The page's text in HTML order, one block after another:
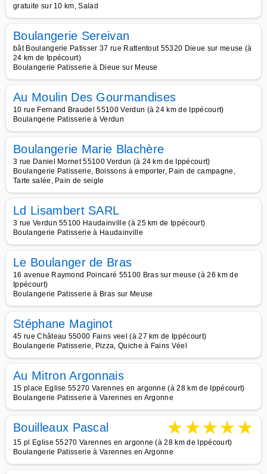
gratuite sur 10 km, Salad
Boulangerie Sereivan
bât Boulangerie Patisser 37 rue Rattentout 55320 Dieue sur meuse (à
24 km de Ippécourt)
Boulangerie Patisserie à Dieue sur Meuse
Au Moulin Des Gourmandises
10 rue Fernand Braudel 55100 Verdun (à 24 km de Ippécourt)
Boulangerie Patisserie à Verdun
Boulangerie Marie Blachère
3 rue Daniel Mornet 55100 Verdun (à 24 km de Ippécourt)
Boulangerie Patisserie, Boissons à emporter, Pain de campagne,
Tarte salée, Pain de seigle
Ld Lisambert SARL
3 rue Verdun 55100 Haudainville (à 25 km de Ippécourt)
Boulangerie Patisserie à Haudainville
Le Boulanger de Bras
16 avenue Raymond Poincaré 55100 Bras sur meuse (à 26 km de
Ippécourt)
Boulangerie Patisserie à Bras sur Meuse
Stéphane Maginot
45 rue Château 55000 Fains veel (à 27 km de Ippécourt)
Boulangerie Patisserie, Pizza, Quiche à Fains Véel
Au Mitron Argonnais
15 place Eglise 55270 Varennes en argonne (à 28 km de Ippécourt)
Boulangerie Patisserie à Varennes en Argonne
Bouilleaux Pascal ★★★★★
15 pl Eglise 55270 Varennes en argonne (à 28 km de Ippécourt)
Boulangerie Patisserie à Varennes en Argonne